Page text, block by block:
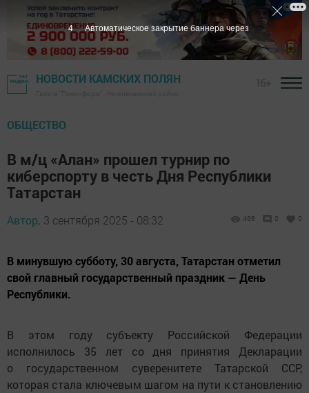
НОВОСТИ КАМСКИХ ПОЛЯН
ОБЩЕСТВО
В м/ц «Алан» прошел турнир по
киберспорту в честь Дня Республики
Татарстан
Автор, 3 сентября 2025 - 08:32 466 0 0
В минувшую субботу, 30 августа, Татарстан отметил
свой главный государственный праздник — День
Республики.
В этом году субъекту Российской Федерации
исполнилось 35 лет со дня принятия Декларации
о государственном суверенитете Татарской ССР,
которая стала ключевым шагом на пути к становлению
3 Автоматическое закрытие баннера через